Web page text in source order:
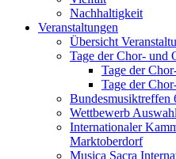
Nachhaltigkeit
Veranstaltungen
Übersicht
Tage der Chor- und
Tage der
Tage der
Bundesmusiktreffen
Wettbewerb
Internationaler
Marktoberdorf
Musica Sacra